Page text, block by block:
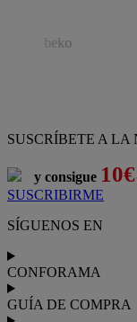
SUSCRÍBETE A LA
y consigue 10€
SUSCRIBIRME
SÍGUENOS EN
CONFORAMA
GUÍA DE COMPRA